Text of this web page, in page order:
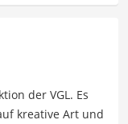
und
zu helfen,
als auch
Bedürfnisse
der VGL. Es
kreative Art und